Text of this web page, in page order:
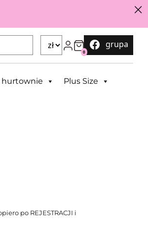
0
grupa
hurtownie Plus Size
po REJESTRACJI i